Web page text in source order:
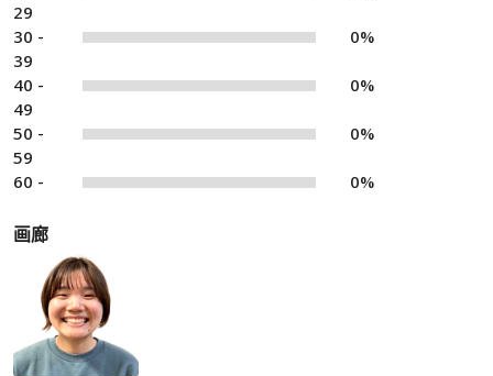
29
30 -
39
0%
40 -
49
0%
50 -
59
0%
60 - 0%
画廊